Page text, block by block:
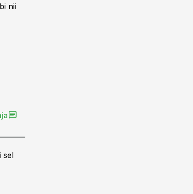
nii
sel